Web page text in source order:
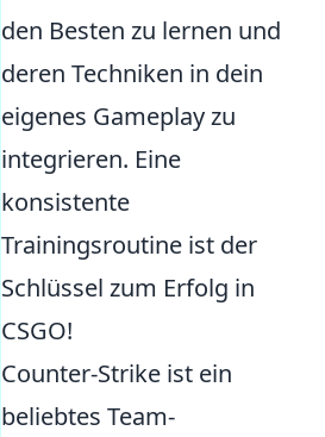
den Besten zu lernen und
deren Techniken in dein
eigenes Gameplay zu
integrieren. Eine
konsistente
Trainingsroutine ist der
Schlüssel zum Erfolg in
CSGO!
Counter-Strike ist ein
beliebtes Team-